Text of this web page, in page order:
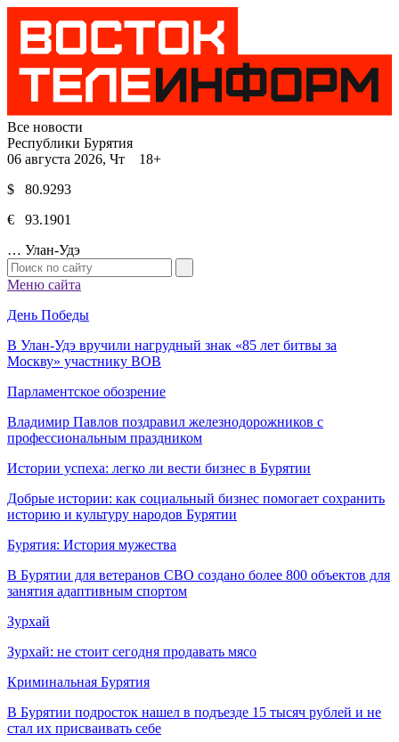
Все новости
Республики Бурятия
06 августа 2026, Чт 18+
$ 80.9293
€ 93.1901
… Улан-Удэ
Меню сайта
День Победы
В Улан-Удэ вручили нагрудный знак «85 лет битвы за
Москву» участнику ВОВ
Парламентское обозрение
Владимир Павлов поздравил железнодорожников с
профессиональным праздником
Истории успеха: легко ли вести бизнес в Бурятии
Добрые истории: как социальный бизнес помогает сохранить
историю и культуру народов Бурятии
Бурятия: История мужества
В Бурятии для ветеранов СВО создано более 800 объектов для
занятия адаптивным спортом
Зурхай
Зурхай: не стоит сегодня продавать мясо
Криминальная Бурятия
В Бурятии подросток нашел в подъезде 15 тысяч рублей и не
стал их присваивать себе